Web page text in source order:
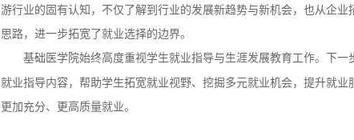
游行业的固有认知，不仅了解到行业的发展新趋势与新机会，也从企
思路，进一步拓宽了就业选择的边界。
基础医学院始终高度重视学生就业指导与生涯发展教育工作。下一
就业指导内容，帮助学生拓宽就业视野、挖掘多元就业机会，提升就
更加充分、更高质量就业。